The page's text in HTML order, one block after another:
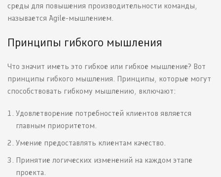
среды для повышения производительности команды,
называется Agile-мышлением.
Принципы гибкого мышления
Что значит иметь это гибкое или гибкое мышление? Вот
принципы гибкого мышления. Принципы, которые могут
способствовать гибкому мышлению, включают:
Удовлетворение потребностей клиентов является
главным приоритетом.
Умение предоставлять клиентам качество.
Принятие логических изменений на каждом этапе
проекта.